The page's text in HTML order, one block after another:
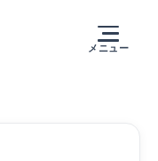
メニュー